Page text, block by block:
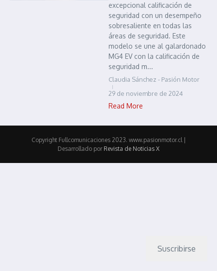
excepcional calificación de
seguridad con un desempeño
sobresaliente en todas las
áreas de seguridad. Este
modelo se une al galardonado
MG4 EV con la calificación de
seguridad m...
Claudia Sánchez - Pasión Motor
29 de noviembre de 2024
Read More
Copyright Fullcomunicaciones 2023. www.pasionmotor.cl |
Desarrollado por Revista de Noticias X
Suscribirse